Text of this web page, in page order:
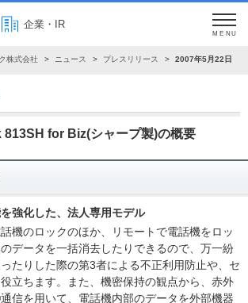
企業・IR
MENU
株式会社 ニュース プレスリリース 2007年5月22日
for Biz(シャープ製)の概要
強化した、法人専用モデル
機のロックのほか、リモートで電話機をロッ
データを一括消去したりできるので、万一紛
たりした際の第3者による不正利用防止や、セ
立ちます。また、機密保持の観点から、赤外
信を用いて、電話機内部のデータを外部機器